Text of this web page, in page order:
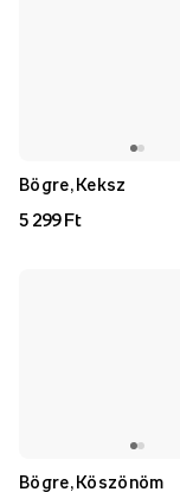
Bögre, Keksz
5 299 Ft
Bögre, Köszönöm